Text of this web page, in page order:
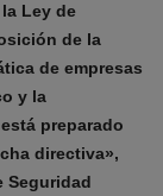
Ley de
de la
de empresas
y la
preparado
directiva»,
Seguridad